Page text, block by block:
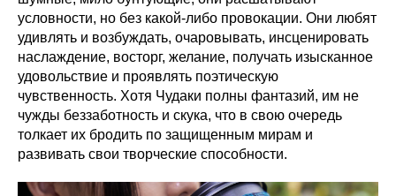
условности, но без какой-либо провокации. Они любят
удивлять и возбуждать, очаровывать, инсценировать
наслаждение, восторг, желание, получать изысканное
удовольствие и проявлять поэтическую
чувственность. Хотя Чудаки полны фантазий, им не
чужды беззаботность и скука, что в свою очередь
толкает их бродить по защищенным мирам и
развивать свои творческие способности.